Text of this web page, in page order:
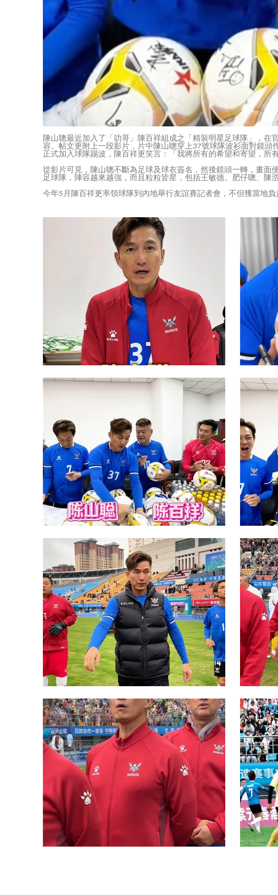
陳山聰最近加入了「叻哥」陳百祥組成之「精裝明星足球隊」，
容。帖文更附上一段影片，片中陳山聰穿上37號球隊波衫面對鏡
正式加入球隊踢波，陳百祥更笑言：「我將所有的希望和寄望，所
從影片可見，陳山聰不斷為足球及球衣簽名，然後鏡頭一轉，畫
足球隊，陣容越來越強，而且粒粒皆星，包括王敏德、肥仔聰、陳
今年5月陳百祥更率領球隊到內地舉行友誼賽記者會，不但獲當地